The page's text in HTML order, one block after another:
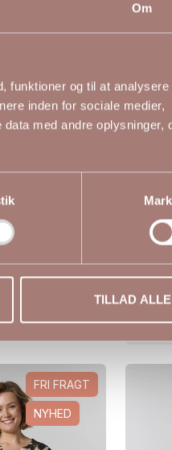
Om
funktioner og til at
inden for sociale medier,
med andre oplysninger,
TILLAD ALLE
i sort med
GOZZIP
FRI FRAGT
NYHED